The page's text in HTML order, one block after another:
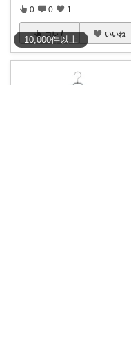
10,000件以上
0 0 1
コレ いいね